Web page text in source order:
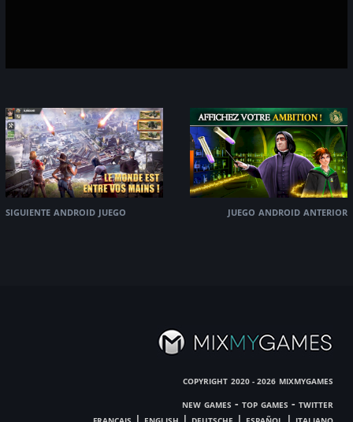
siguiente android juego juego android anterior
copyright 2020 - 2026 mixmygames
new games - top games - twitter